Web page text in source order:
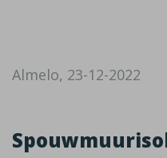
Almelo, 23-12-2022